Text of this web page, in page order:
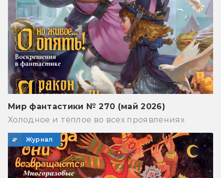
Мир фантастики № 270 (май 2026)
Холодное и тёплое во всех проявлениях
Журнал